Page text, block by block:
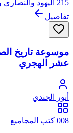
215 اليهود والنصارى والمستشرقون..
تفاصيل
موسوعة تاريخ
عشر الهجري
أنور الجندي
008 كتب المجاميع